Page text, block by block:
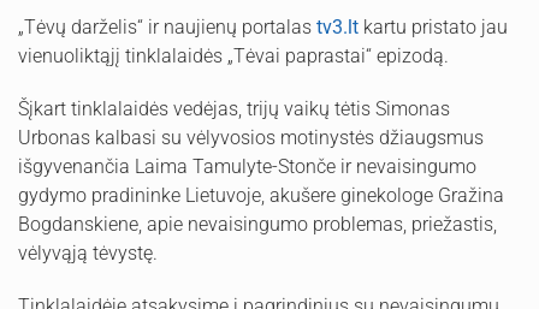
„Tėvų darželis“ ir naujienų portalas tv3.lt kartu pristato jau
vienuoliktąjį tinklalaidės „Tėvai paprastai“ epizodą.
Šįkart tinklalaidės vedėjas, trijų vaikų tėtis Simonas
Urbonas kalbasi su vėlyvosios motinystės džiaugsmus
išgyvenančia Laima Tamulyte-Stonče ir nevaisingumo
gydymo pradininke Lietuvoje, akušere ginekologe Gražina
Bogdanskiene, apie nevaisingumo problemas, priežastis,
vėlyvąją tėvystę.